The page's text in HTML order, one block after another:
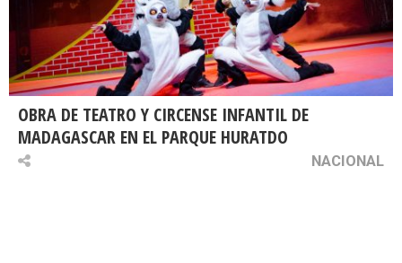
OBRA DE TEATRO Y CIRCENSE INFANTIL DE
MADAGASCAR EN EL PARQUE HURATDO
NACIONAL